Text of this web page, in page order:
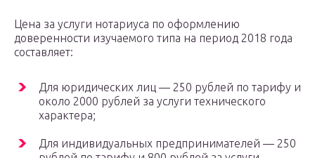
Цена за услуги нотариуса по оформлению
доверенности изучаемого типа на период 2018 года
составляет:
Для юридических лиц — 250 рублей по тарифу и
около 2000 рублей за услуги технического
характера;
Для индивидуальных предпринимателей — 250